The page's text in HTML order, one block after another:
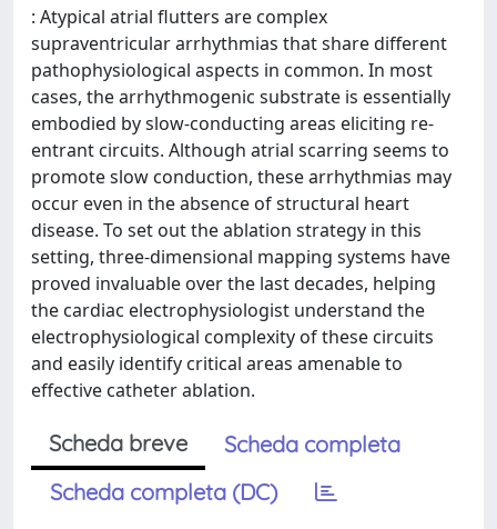
: Atypical atrial flutters are complex
supraventricular arrhythmias that share different
pathophysiological aspects in common. In most
cases, the arrhythmogenic substrate is essentially
embodied by slow-conducting areas eliciting re-
entrant circuits. Although atrial scarring seems to
promote slow conduction, these arrhythmias may
occur even in the absence of structural heart
disease. To set out the ablation strategy in this
setting, three-dimensional mapping systems have
proved invaluable over the last decades, helping
the cardiac electrophysiologist understand the
electrophysiological complexity of these circuits
and easily identify critical areas amenable to
effective catheter ablation.
Scheda breve
Scheda completa
Scheda completa (DC)